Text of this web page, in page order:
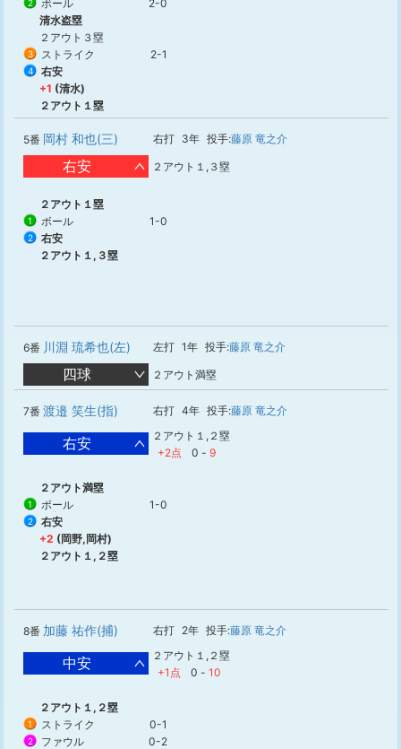
2 ボール
2-0
清水盗塁
２アウト３塁
3 ストライク 2-1
4
右安
+1 (清水)
２アウト１塁
5番 岡村 和也(三) 右打 3年 投手:藤原 竜之介
右安 ２アウト１,３塁
２アウト１塁
1 ボール 1-0
2
右安
２アウト１,３塁
6番 川淵 琉希也(左) 左打 1年 投手:藤原 竜之介
四球 ２アウト満塁
7番 渡邉 笑生(指) 右打 4年 投手:藤原 竜之介
右安
２アウト１,２塁
+2点
0 - 9
２アウト満塁
1 ボール 1-0
2
右安
+2 (岡野,岡村)
２アウト１,２塁
8番 加藤 祐作(捕) 右打 2年 投手:藤原 竜之介
中安
２アウト１,２塁
+1点
0 - 10
２アウト１,２塁
1 ストライク 0-1
2 ファウル 0-2